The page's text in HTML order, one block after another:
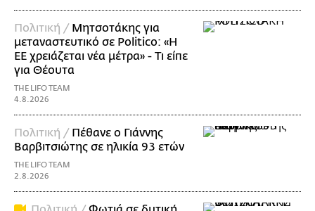
Πολιτική / Μητσοτάκης για
μεταναστευτικό σε Politico: «Η
ΕΕ χρειάζεται νέα μέτρα» - Τι είπε
για Θέουτα
THE LIFO TEAM
4.8.2026
Πολιτική / Πέθανε ο Γιάννης
Βαρβιτσιώτης σε ηλικία 93 ετών
THE LIFO TEAM
2.8.2026